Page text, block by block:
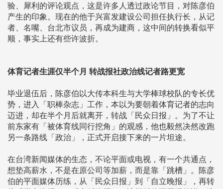
验、犀利的评论观点，这是许多人透过政论节目，对陈彦伯
产生的印象。现在的他于兴富发建设公司担任执行长，从记
者、名嘴、台北市议员，再成为建商，这中间的转换看似平
顺，事实上还有些许波折。
体育记者生涯仅半个月 转战报社政治线记者路更宽
毕业退伍后，陈彦伯以大传本科生与大学棒球校队的专长优
势，进入「职棒杂志」工作，本以为要朝着体育记者的志向
迈进，却在半个月后就离开，转战「民众日报」。为了不让
前东家有「被体育线同行挖角」的观感，他也毅然决然改跑
另一条路线「政治」，正式开启接下来的一片坦途。
在台湾新闻媒体的生态，不论平面或电视，有一个共通点，
想垫高薪水，不是在原公司等加薪，而是靠「跳槽」。陈彦
伯的平面媒体历练，从「民众日报」到「自立晚报」，再转